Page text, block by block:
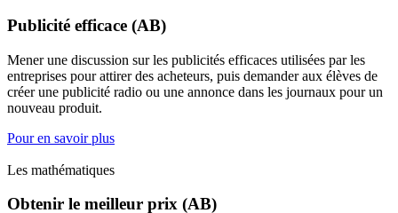
Publicité efficace (AB)
Mener une discussion sur les publicités efficaces utilisées par les
entreprises pour attirer des acheteurs, puis demander aux élèves de
créer une publicité radio ou une annonce dans les journaux pour un
nouveau produit.
Pour en savoir plus
Les mathématiques
Obtenir le meilleur prix (AB)